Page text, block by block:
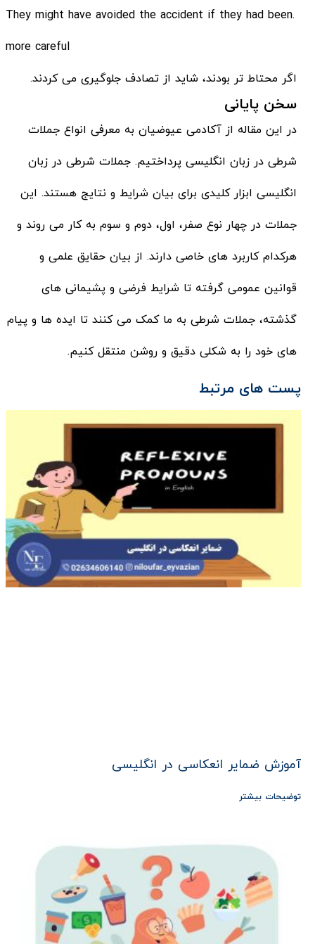
.They might have avoided the accident if they had been
more careful
اگر محتاط تر بودند، شاید از تصادف جلوگیری می کردند.
سخن پایانی
در این مقاله از آکادمی عیوضیان به معرفی انواع جملات
شرطی در زبان انگلیسی پرداختیم. جملات شرطی در زبان
انگلیسی ابزار کلیدی برای بیان شرایط و نتایج هستند. این
جملات در چهار نوع صفر، اول، دوم و سوم به کار می روند و
هرکدام کاربرد های خاصی دارند. از بیان حقایق علمی و
قوانین عمومی گرفته تا شرایط فرضی و پشیمانی های
گذشته، جملات شرطی به ما کمک می کنند تا ایده ها و پیام
های خود را به شکلی دقیق و روشن منتقل کنیم.
پست های مرتبط
آموزش ضمایر انعکاسی در انگلیسی
توضیحات بیشتر